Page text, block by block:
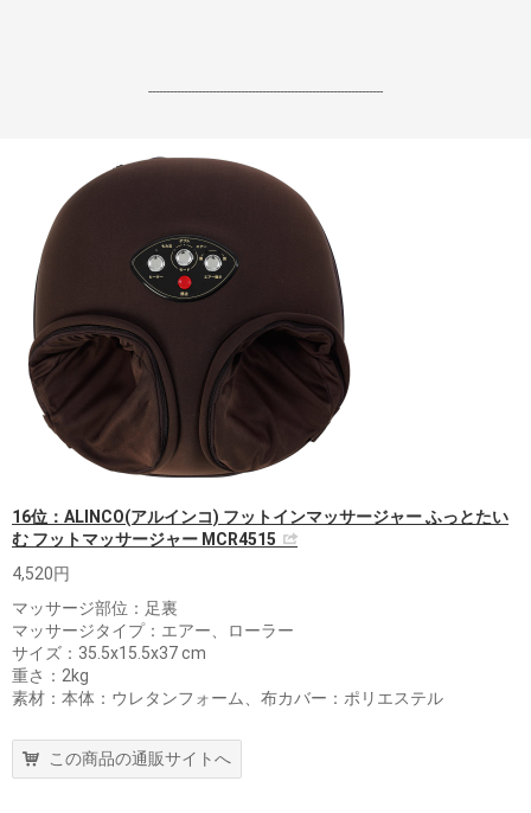
------------------------------------------------------------------
16位：ALINCO(アルインコ) フットインマッサージャー ふっとたい
む フットマッサージャー MCR4515
4,520円
マッサージ部位：足裏
マッサージタイプ：エアー、ローラー
サイズ：35.5x15.5x37 cm
重さ：2kg
素材：本体：ウレタンフォーム、布カバー：ポリエステル
この商品の通販サイトへ